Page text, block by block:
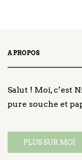
A PROPOS
Salut ! Moi, c’est
pure souche et
PLUS SUR MOI